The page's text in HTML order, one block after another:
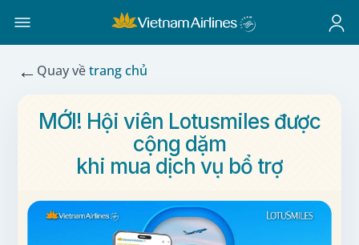
← Quay vềtrang chủ
MỚI! Hội viên Lotusmiles được
cộng dặm
khi mua dịch vụ bổ trợ